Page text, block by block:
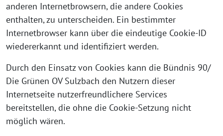
anderen Internetbrowsern, die andere Cookies
enthalten, zu unterscheiden. Ein bestimmter
Internetbrowser kann über die eindeutige Cookie-ID
wiedererkannt und identifiziert werden.
Durch den Einsatz von Cookies kann die Bündnis 90/
Die Grünen OV Sulzbach den Nutzern dieser
Internetseite nutzerfreundlichere Services
bereitstellen, die ohne die Cookie-Setzung nicht
möglich wären.